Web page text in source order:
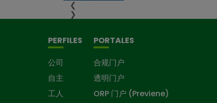
❮
❯
PERFILES
公司
自主
工人
PORTALES
合规门户
透明门户
ORP 门户 (Previene)